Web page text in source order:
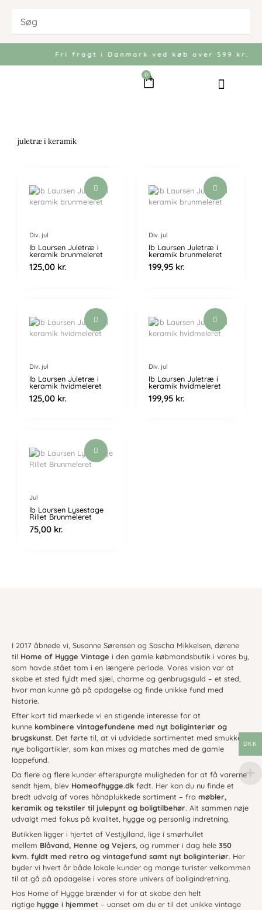
indholdet
Fri fragt i Danmark ved køb over 599 kr.
0
Kurv
juletræ i keramik
Div. jul
Ib Laursen Juletræ i
keramik brunmeleret
125,00 kr.
Div. jul
Ib Laursen Juletræ i
keramik brunmeleret
199,95 kr.
Div. jul
Ib Laursen Juletræ i
keramik hvidmeleret
125,00 kr.
Div. jul
Ib Laursen Juletræ i
keramik hvidmeleret
199,95 kr.
Jul
Ib Laursen Lysestage
Rillet Brunmeleret
75,00 kr.
I 2017 åbnede vi, Susanne Sørensen og Sascha Mikkelsen, dørene
til Home of Hygge Vintage i den gamle købmandsbutik i vores by,
som havde stået tom i en længere periode. Vores vision var at
skabe et sted fyldt med sjæl, charme og genbrugsguld – et sted,
hvor man kunne gå på opdagelse og finde unikke fund med
historie.
Efter kort tid mærkede vi en stigende interesse for at
kunne kombinere vintagefundene med nyt boliginteriør og
brugskunst. Det førte til, at vi udvidede sortimentet med smukke,
nye boligartikler, som kan mixes og matches med de gamle
loppefund.
Da flere og flere kunder efterspurgte muligheden for at få varerne
sendt hjem, blev Homeofhygge.dk født. Her kan du nu finde et
bredt udvalg af vores håndplukkede sortiment – fra møbler,
keramik og tekstiler til julepynt og boligtilbehør. Alt sammen nøje
udvalgt med fokus på kvalitet, hygge og personlig indretning.
Butikken ligger i hjertet af Vestjylland, lige i smørhullet
mellem Blåvand, Henne og Vejers , og rummer i dag hele 350
kvm. fyldt med retro og vintagefund samt nyt boliginteriør. Her
byder vi hvert år både lokale kunder og mange turister velkommen
til at gå på opdagelse i vores store univers af boligindretning.
Hos Home of Hygge brænder vi for at skabe den helt
rigtige hygge i hjemmet – uanset om du er til det unikke vintage
DKK